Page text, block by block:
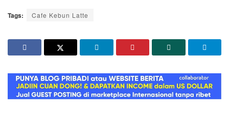
Tags: Cafe Kebun Latte